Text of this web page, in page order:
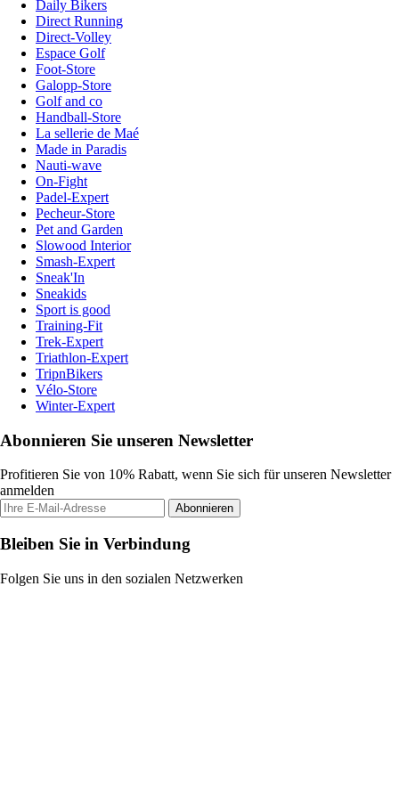
Daily Bikers
Direct Running
Direct-Volley
Espace Golf
Foot-Store
Galopp-Store
Golf and co
Handball-Store
La sellerie de Maé
Made in Paradis
Nauti-wave
On-Fight
Padel-Expert
Pecheur-Store
Pet and Garden
Slowood Interior
Smash-Expert
Sneak'In
Sneakids
Sport is good
Training-Fit
Trek-Expert
Triathlon-Expert
TripnBikers
Vélo-Store
Winter-Expert
Abonnieren Sie unseren Newsletter
Profitieren Sie von 10% Rabatt, wenn Sie sich für unseren Newsletter
anmelden
Abonnieren
Bleiben Sie in Verbindung
Folgen Sie uns in den sozialen Netzwerken